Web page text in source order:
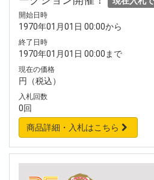
開始日時
1970年01月01日 00:00から
終了日時
1970年01月01日 00:00まで
現在の価格
円（税込）
入札回数
0回
商品詳細・入札はこちら